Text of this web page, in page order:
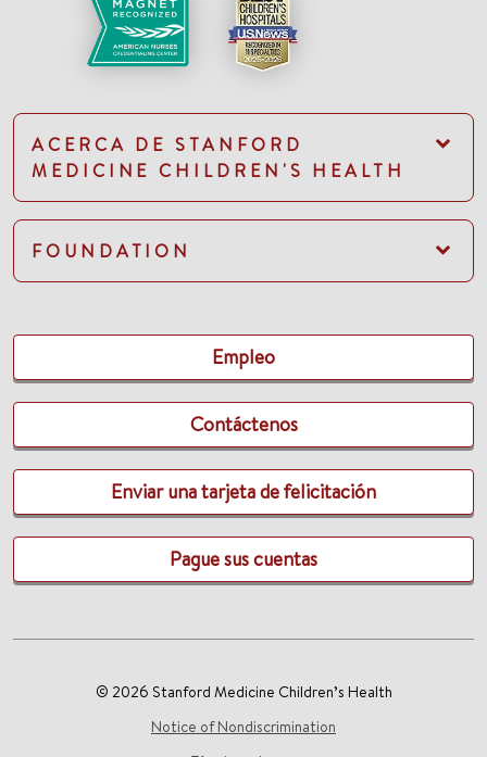
ACERCA DE STANFORD
MEDICINE CHILDREN'S HEALTH
FOUNDATION
Empleo
Contáctenos
Enviar una tarjeta de felicitación
Pague sus cuentas
© 2026 Stanford Medicine Children’s Health
Notice of Nondiscrimination